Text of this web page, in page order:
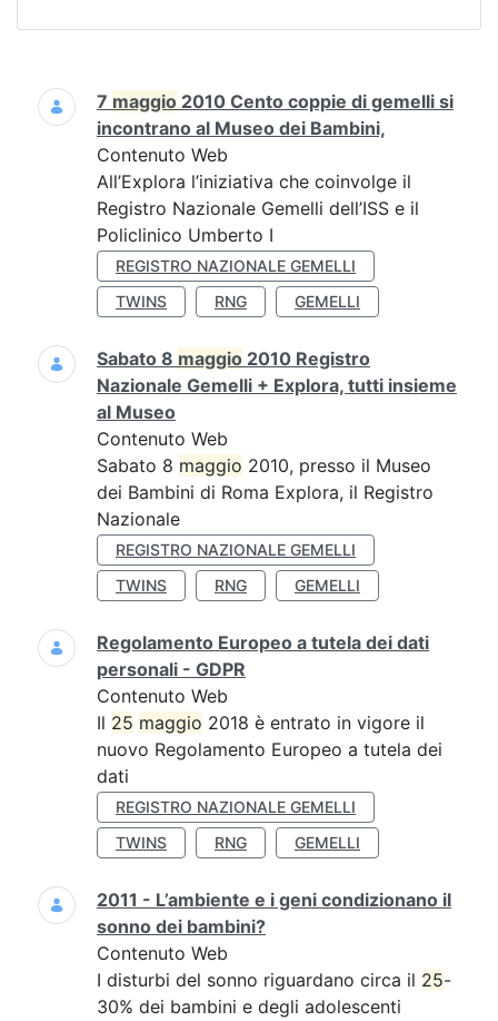
Ricerca
7 maggio 2010 Cento coppie di gemelli si
incontrano al Museo dei Bambini,
Contenuto Web
All’Explora l’iniziativa che coinvolge il
Registro Nazionale Gemelli dell’ISS e il
Policlinico Umberto I
REGISTRO NAZIONALE GEMELLI
TWINS
RNG GEMELLI
Sabato 8 maggio 2010 Registro
Nazionale Gemelli + Explora, tutti insieme
al Museo
Contenuto Web
Sabato 8 maggio 2010, presso il Museo
dei Bambini di Roma Explora, il Registro
Nazionale
REGISTRO NAZIONALE GEMELLI
TWINS
RNG GEMELLI
Regolamento Europeo a tutela dei dati
personali - GDPR
Contenuto Web
Il 25 maggio 2018 è entrato in vigore il
nuovo Regolamento Europeo a tutela dei
dati
REGISTRO NAZIONALE GEMELLI
TWINS
RNG GEMELLI
2011 - L’ambiente e i geni condizionano il
sonno dei bambini?
Contenuto Web
I disturbi del sonno riguardano circa il 25-
30% dei bambini e degli adolescenti